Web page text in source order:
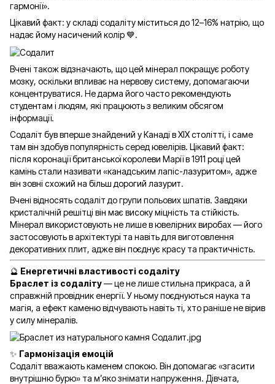
гармонії».
Цікавий факт: у складі содаліту міститься до 12–16% натрію, що
надає йому насичений колір 💙.
Вчені також відзначають, що цей мінерал покращує роботу
мозку, оскільки впливає на нервову систему, допомагаючи
концентруватися. Не дарма його часто рекомендують
студентам і людям, які працюють з великим обсягом
інформації.
Содаліт був вперше знайдений у Канаді в XIX столітті, і саме
там він здобув популярність серед ювелірів. Цікавий факт:
після коронації британської королеви Марії в 1911 році цей
камінь стали називати «канадським лапіс-лазуритом», адже
він зовні схожий на більш дорогий лазурит.
Вчені відносять содаліт до групи польових шпатів. Завдяки
кристалічній решітці він має високу міцність та стійкість.
Мінерал використовують не лише в ювелірних виробах — його
застосовують в архітектурі та навіть для виготовлення
декоративних плит, адже він поєднує красу та практичність.
🔮 Енергетичні властивості содаліту
Браслет із содаліту— це не лише стильна прикраса, а й
справжній провідник енергії. У ньому поєднуються наука та
магія, а ефект каменю відчувають навіть ті, хто раніше не вірив
у силу мінералів.
✨ Гармонізація емоцій
Содаліт вважають каменем спокою. Він допомагає «згасити
внутрішню бурю» та м’яко знімати напруження. Дівчата,